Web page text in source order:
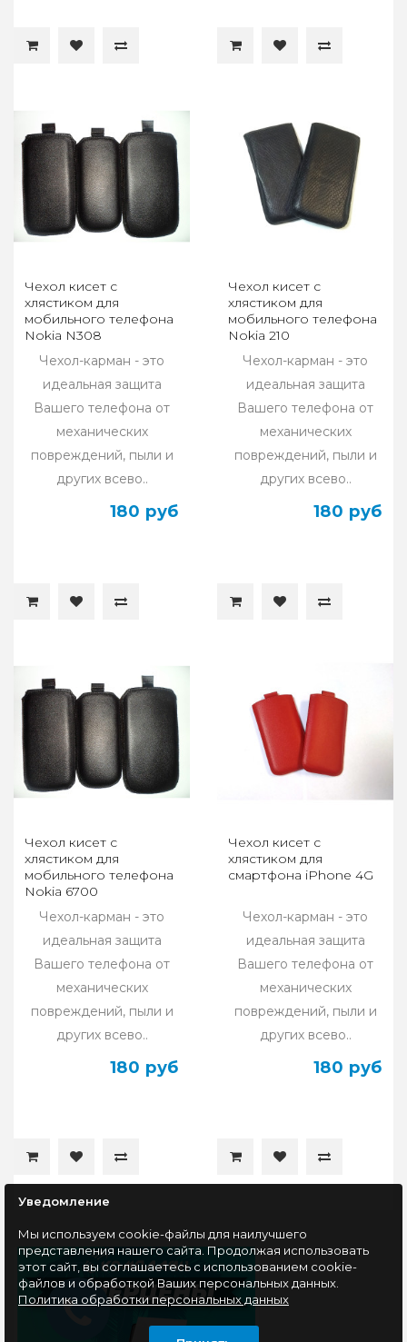
Чехол кисет с
хлястиком для
мобильного телефона
Nokia N308
Чехол-карман - это
идеальная защита
Вашего телефона от
механических
повреждений, пыли и
других всево..
180 руб
Чехол кисет с
хлястиком для
мобильного телефона
Nokia 210
Чехол-карман - это
идеальная защита
Вашего телефона от
механических
повреждений, пыли и
других всево..
180 руб
Чехол кисет с
хлястиком для
мобильного телефона
Nokia 6700
Чехол-карман - это
идеальная защита
Вашего телефона от
механических
повреждений, пыли и
других всево..
180 руб
Чехол кисет с
хлястиком для
смартфона iPhone 4G
Чехол-карман - это
идеальная защита
Вашего телефона от
механических
повреждений, пыли и
других всево..
180 руб
Уведомление
Мы используем cookie-файлы для наилучшего
представления нашего сайта. Продолжая использовать
этот сайт, вы соглашаетесь с использованием cookie-
файлов и обработкой Ваших персональных данных.
Политика обработки персональных данных